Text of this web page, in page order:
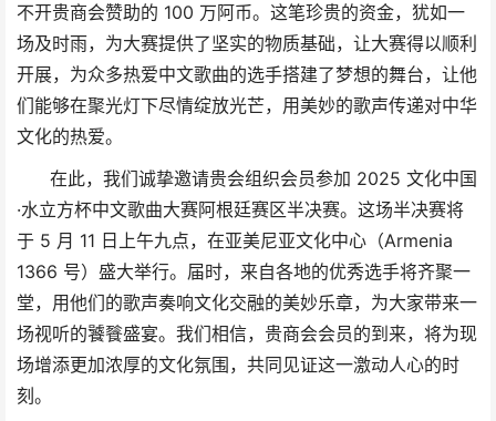
不开贵商会赞助的 100 万阿币。这笔珍贵的资金，犹如一
场及时雨，为大赛提供了坚实的物质基础，让大赛得以顺利
开展，为众多热爱中文歌曲的选手搭建了梦想的舞台，让他
们能够在聚光灯下尽情绽放光芒，用美妙的歌声传递对中华
文化的热爱。
在此，我们诚挚邀请贵会组织会员参加 2025 文化中国
·水立方杯中文歌曲大赛阿根廷赛区半决赛。这场半决赛将
于 5 月 11 日上午九点，在亚美尼亚文化中心（Armenia
1366 号）盛大举行。届时，来自各地的优秀选手将齐聚一
堂，用他们的歌声奏响文化交融的美妙乐章，为大家带来一
场视听的饕餮盛宴。我们相信，贵商会会员的到来，将为现
场增添更加浓厚的文化氛围，共同见证这一激动人心的时
刻。